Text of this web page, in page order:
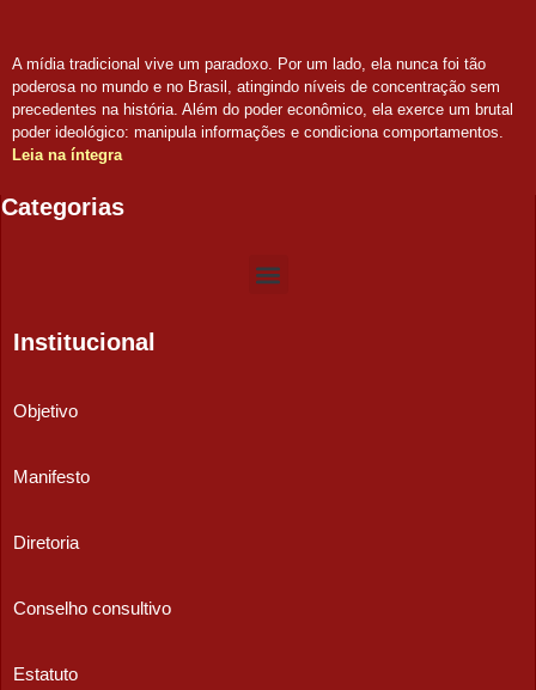
A mídia tradicional vive um paradoxo. Por um lado, ela nunca foi tão
poderosa no mundo e no Brasil, atingindo níveis de concentração sem
precedentes na história. Além do poder econômico, ela exerce um brutal
poder ideológico: manipula informações e condiciona comportamentos.
Leia na íntegra
Categorias
Institucional
Objetivo
Manifesto
Diretoria
Conselho consultivo
Estatuto